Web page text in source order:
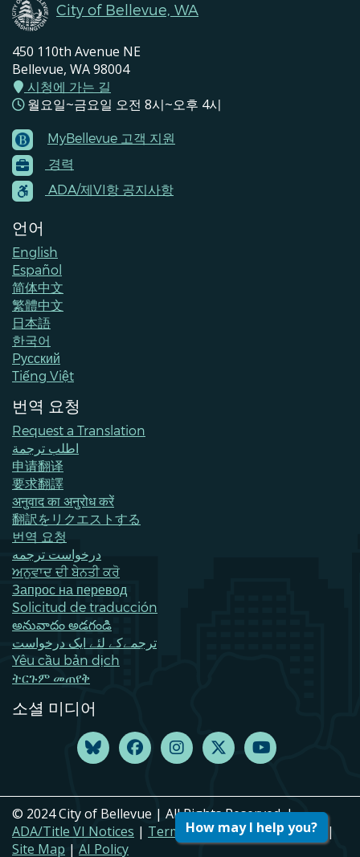
How may I help you?
City of Bellevue, WA
450 110th Avenue NE
Bellevue, WA 98004
시청에 가는 길
월요일~금요일 오전 8시~오후 4시
Footer
Menu
Contacts
MyBellevue 고객 지원
경력
ADA/제VI항 공지사항
언어
English
Español
简体中文
繁體中文
日本語
한국어
Pусский
Tiếng Việt
번역 요청
Request a Translation
اطلب ترجمة
申请翻译
要求翻譯
अनुवाद का अनुरोध करें
翻訳をリクエストする
번역 요청
درخواست ترجمه
ਅਨੁਵਾਦ ਦੀ ਬੇਨਤੀ ਕਰੋ
Запрос на перевод
Solicitud de traducción
అనువాదం అడగండి
ترجمےکے لئے ایک درخواست
Yêu cầu bản dịch
ትርጉም መጠየቅ
소셜 미디어
© 2024 City of Bellevue | All Rights Reserved. |
ADA/Title VI Notices | Terms of Use|Privacy Policy
|
Site Map | AI Policy